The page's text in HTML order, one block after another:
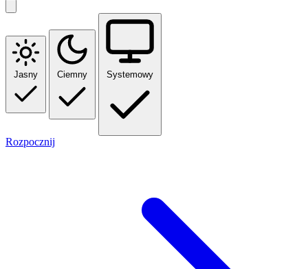
Jasny Ciemny Systemowy
Rozpocznij